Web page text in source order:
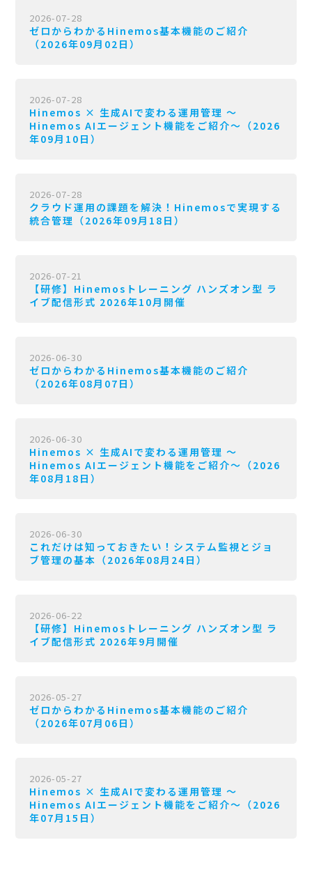
2026-07-28
ゼロからわかるHinemos基本機能のご紹介
（2026年09月02日）
2026-07-28
Hinemos × 生成AIで変わる運用管理 〜
Hinemos AIエージェント機能をご紹介〜（2026
年09月10日）
2026-07-28
クラウド運用の課題を解決！Hinemosで実現する
統合管理（2026年09月18日）
2026-07-21
【研修】Hinemosトレーニング ハンズオン型 ラ
イブ配信形式 2026年10月開催
2026-06-30
ゼロからわかるHinemos基本機能のご紹介
（2026年08月07日）
2026-06-30
Hinemos × 生成AIで変わる運用管理 〜
Hinemos AIエージェント機能をご紹介〜（2026
年08月18日）
2026-06-30
これだけは知っておきたい！システム監視とジョ
ブ管理の基本（2026年08月24日）
2026-06-22
【研修】Hinemosトレーニング ハンズオン型 ラ
イブ配信形式 2026年9月開催
2026-05-27
ゼロからわかるHinemos基本機能のご紹介
（2026年07月06日）
2026-05-27
Hinemos × 生成AIで変わる運用管理 〜
Hinemos AIエージェント機能をご紹介〜（2026
年07月15日）